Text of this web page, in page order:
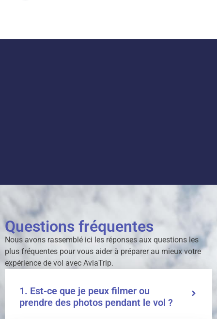
Questions fréquentes
Nous avons rassemblé ici les réponses aux questions les
plus fréquentes pour vous aider à préparer au mieux votre
expérience de vol avec AviaTrip.
1. Est-ce que je peux filmer ou
prendre des photos pendant le vol ?